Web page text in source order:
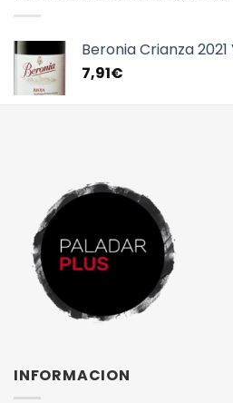
Beronia Crianza
7,91€
INFORMACION